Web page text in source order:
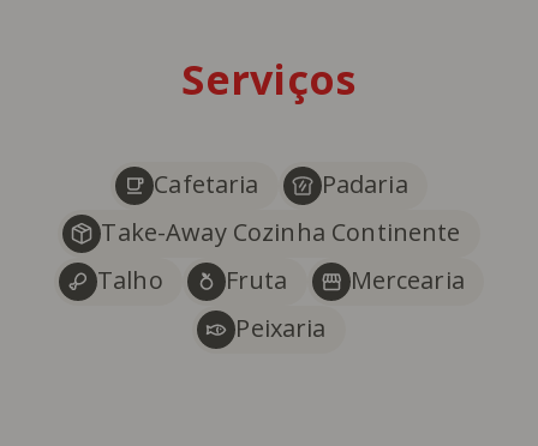
Serviços
Cafetaria
Padaria
Take-Away Cozinha Continente
Talho
Fruta
Mercearia
Peixaria